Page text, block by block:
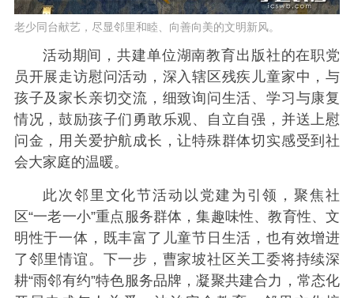
老少同台献艺，尽显邻里和睦、向善向美的文明新风。
活动期间，共建单位湖南教育出版社的在职党
员开展走访慰问活动，深入辖区残疾儿童家中，与
孩子及家长亲切交流，细致询问生活、学习与康复
情况，鼓励孩子们勇敢乐观、自立自强，并送上慰
问金，用关爱护航成长，让特殊群体切实感受到社
会大家庭的温暖。
此次邻里文化节活动以党建为引领，聚焦社
区“一老一小”重点服务群体，集趣味性、教育性、文
明性于一体，既丰富了儿童节日生活，也有效增进
了邻里情谊。 下一步，曹家坡社区关工委将持续深
耕“雨邻有约”特色服务品牌，凝聚共建合力，常态化